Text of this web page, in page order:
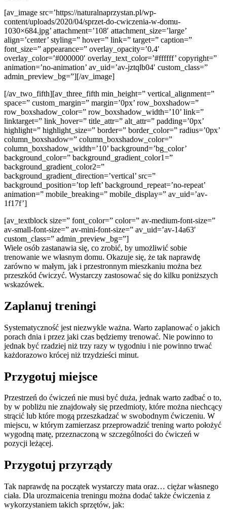
[av_image src=’https://naturalnaprzystan.pl/wp-
content/uploads/2020/04/sprzet-do-cwiczenia-w-domu-
1030×684.jpg’ attachment=’108′ attachment_size=’large’
align=’center’ styling=” hover=” link=” target=” caption=”
font_size=” appearance=” overlay_opacity=’0.4′
overlay_color=’#000000′ overlay_text_color=’#ffffff’ copyright=”
animation=’no-animation’ av_uid=’av-jztqlb04′ custom_class=”
admin_preview_bg=”][/av_image]
[/av_two_fifth][av_three_fifth min_height=” vertical_alignment=”
space=” custom_margin=” margin=’0px’ row_boxshadow=”
row_boxshadow_color=” row_boxshadow_width=’10’ link=”
linktarget=” link_hover=” title_attr=” alt_attr=” padding=’0px’
highlight=” highlight_size=” border=” border_color=” radius=’0px’
column_boxshadow=” column_boxshadow_color=”
column_boxshadow_width=’10’ background=’bg_color’
background_color=” background_gradient_color1=”
background_gradient_color2=”
background_gradient_direction=’vertical’ src=”
background_position=’top left’ background_repeat=’no-repeat’
animation=” mobile_breaking=” mobile_display=” av_uid=’av-
1f17f’]
[av_textblock size=” font_color=” color=” av-medium-font-size=”
av-small-font-size=” av-mini-font-size=” av_uid=’av-14a63′
custom_class=” admin_preview_bg=”]
Wiele osób zastanawia się, co zrobić, by umożliwić sobie
trenowanie we własnym domu. Okazuje się, że tak naprawdę
zarówno w małym, jak i przestronnym mieszkaniu można bez
przeszkód ćwiczyć. Wystarczy zastosować się do kilku poniższych
wskazówek.
Zaplanuj treningi
Systematyczność jest niezwykle ważna. Warto zaplanować o jakich
porach dnia i przez jaki czas będziemy trenować. Nie powinno to
jednak być rzadziej niż trzy razy w tygodniu i nie powinno trwać
każdorazowo krócej niż trzydzieści minut.
Przygotuj miejsce
Przestrzeń do ćwiczeń nie musi być duża, jednak warto zadbać o to,
by w pobliżu nie znajdowały się przedmioty, które można niechcący
strącić lub które mogą przeszkadzać w swobodnym ćwiczeniu. W
miejscu, w którym zamierzasz przeprowadzić trening warto położyć
wygodną matę, przeznaczoną w szczególności do ćwiczeń w
pozycji leżącej.
Przygotuj przyrządy
Tak naprawdę na początek wystarczy mata oraz… ciężar własnego
ciała. Dla urozmaicenia treningu można dodać także ćwiczenia z
wykorzystaniem takich sprzętów, jak: